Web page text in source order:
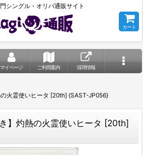
シングル・オリパ通販サイト
カート
マイページ ご利用案内 採用情報
の火霊使いヒータ [20th] {SAST-JP056}
】灼熱の火霊使いヒータ [20th]